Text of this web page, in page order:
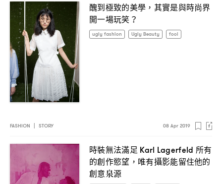
醜到極致的美學 ， 其實是與時尚界
開一場玩笑 ？
ugly fashion Ugly Beauty fool
FASHION STORY 08 Apr 2019
時裝無法滿足Karl Lagerfeld所有
的創作慾望 ， 唯有攝影能留住他的
創意泉源